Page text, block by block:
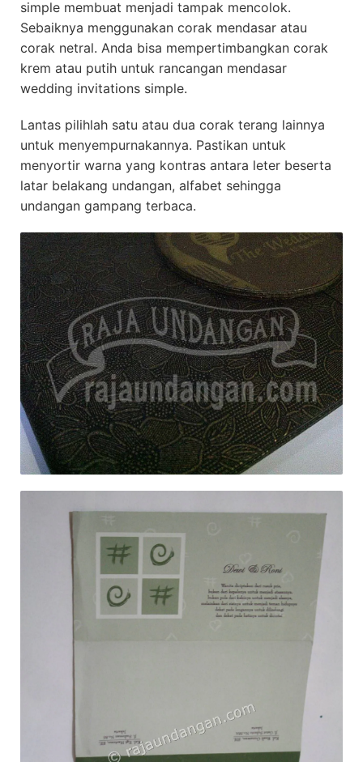
simple membuat menjadi tampak mencolok.
Sebaiknya menggunakan corak mendasar atau
corak netral. Anda bisa mempertimbangkan corak
krem atau putih untuk rancangan mendasar
wedding invitations simple.
Lantas pilihlah satu atau dua corak terang lainnya
untuk menyempurnakannya. Pastikan untuk
menyortir warna yang kontras antara leter beserta
latar belakang undangan, alfabet sehingga
undangan gampang terbaca.